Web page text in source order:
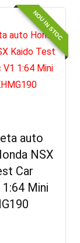
NOU IN STOC
auto
NSX
Car
Mini